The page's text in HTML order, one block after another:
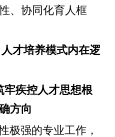
、协同化育人框
才培养模式内在逻
牢疾控人才思想根
方向
极强的专业工作，